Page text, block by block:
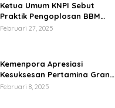
Ketua Umum KNPI Sebut
Praktik Pengoplosan BBM
Cederai Kepercayaan
Februari 27, 2025
Kemenpora Apresiasi
Kesuksesan Pertamina Grand
Prix of Indonesia 2024
Februari 8, 2025